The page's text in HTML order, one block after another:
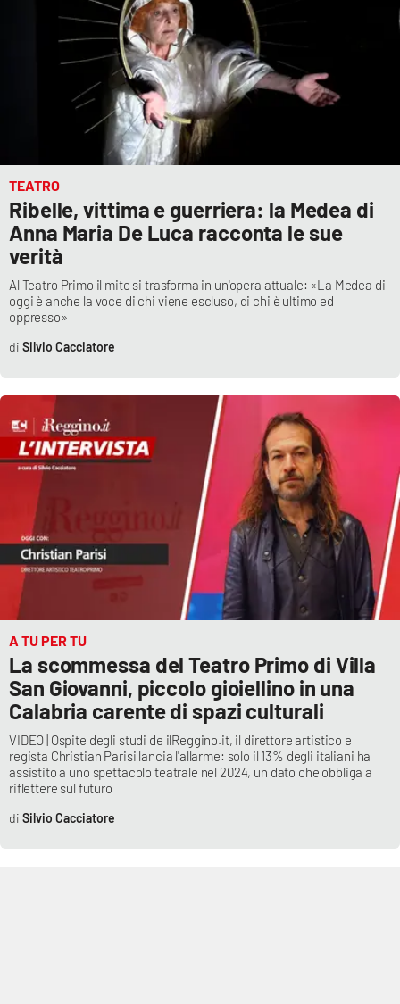
Lacplay.it
Laconair.it
Lacitymag.it
Lacapitalenews.it
Ilreggino.it
Cosenzachannel.it
Ilvibonese.it
APP
Android
Apple
TEATRO
Ribelle, vittima e guerriera: la Medea di
Anna Maria De Luca racconta le sue
verità
Al Teatro Primo il mito si trasforma in un'opera attuale: «La Medea di
oggi è anche la voce di chi viene escluso, di chi è ultimo ed
oppresso»
Silvio Cacciatore
A TU PER TU
La scommessa del Teatro Primo di Villa
San Giovanni, piccolo gioiellino in una
Calabria carente di spazi culturali
VIDEO | Ospite degli studi de ilReggino.it, il direttore artistico e
regista Christian Parisi lancia l'allarme: solo il 13% degli italiani ha
assistito a uno spettacolo teatrale nel 2024, un dato che obbliga a
riflettere sul futuro
Silvio Cacciatore